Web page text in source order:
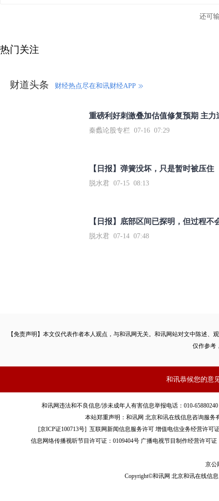
还可
热门关注
财道头条 财经热点尽在和讯财经APP
秦蠡论股专栏 07-16 07:29
【日报】弹簧没坏，只是暂时被压住
脱水君 07-15 08:13
【日报】底部区间已探明，但过程不
脱水君 07-14 07:48
【免责声明】本文仅代表作者本人观点，与和讯网无关。和讯网站对文中陈述
仅作参考
和讯恭候您的意
和讯网违法和不良信息/涉未成年人有害信息举报电话：010-
本站郑重声明：和讯网 北京和讯在线信息咨询服
[京ICP证100713号]互联网新闻信息服务许可 增值电信业务经营许可
信息网络传播视听节目许可证：0109404号 广播电视节目制作经营许可证
京公
Copyright©和讯网 北京和讯在线信